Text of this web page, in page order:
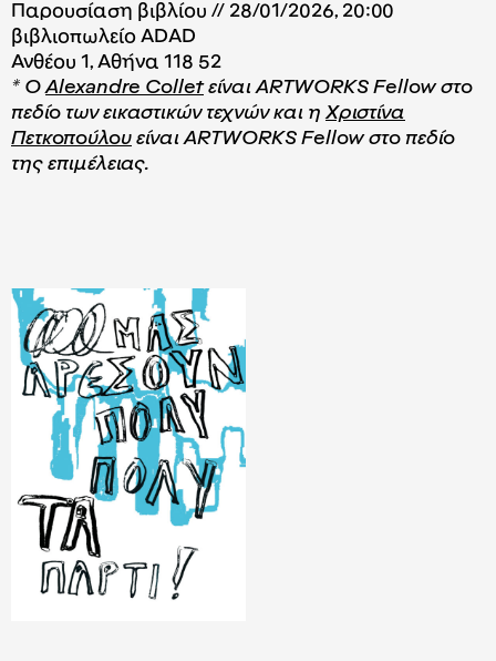
Παρουσίαση βιβλίου // 28/01/2026, 20:00
βιβλιοπωλείο ADAD
Ανθέου 1, Αθήνα 118 52
* ΟAlexandre Colletείναι ARTWORKS Fellow στο
πεδίο των εικαστικών τεχνών και ηΧριστίνα
Πετκοπούλου είναι ARTWORKS Fellow στο πεδίο
της επιμέλειας.